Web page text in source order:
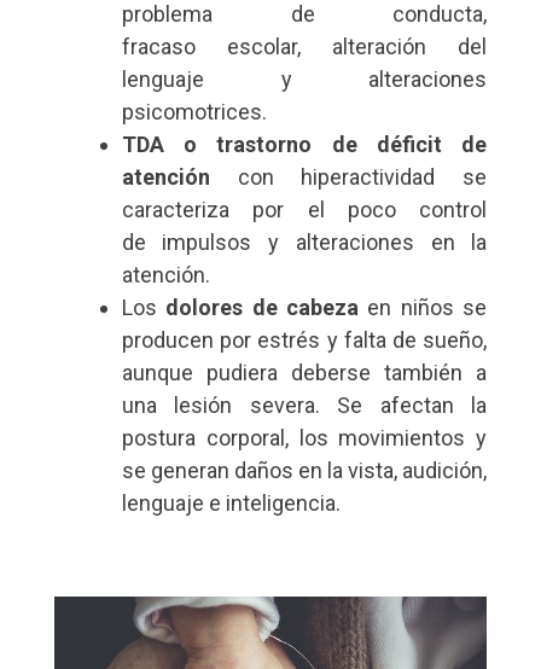
problema de conducta,
fracaso escolar, alteración del
lenguaje y alteraciones
psicomotrices.
TDA o trastorno de déficit de
atención con hiperactividad se
caracteriza por el poco control
de impulsos y alteraciones en la
atención.
Los dolores de cabeza en niños se
producen por estrés y falta de sueño,
aunque pudiera deberse también a
una lesión severa. Se afectan la
postura corporal, los movimientos y
se generan daños en la vista, audición,
lenguaje e inteligencia.